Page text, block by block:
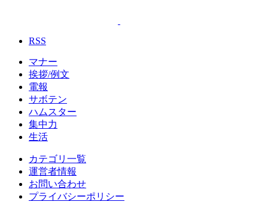
RSS
マナー
挨拶/例文
電報
サボテン
ハムスター
集中力
生活
カテゴリ一覧
運営者情報
お問い合わせ
プライバシーポリシー